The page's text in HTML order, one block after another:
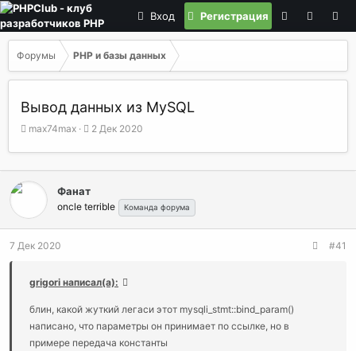
Вход Регистрация
Форумы PHP и базы данных
Вывод данных из MySQL
А
т
о
р
м
ы
max74max
Д
т
а
ч
а
2 Дек 2020
Фанат
oncle terrible Команда форума
7 Дек 2020 #41
grigori написал(а):
блин, какой жуткий легаси этот mysqli_stmt::bind_param()
написано, что параметры он принимает по ссылке, но в
примере передача константы